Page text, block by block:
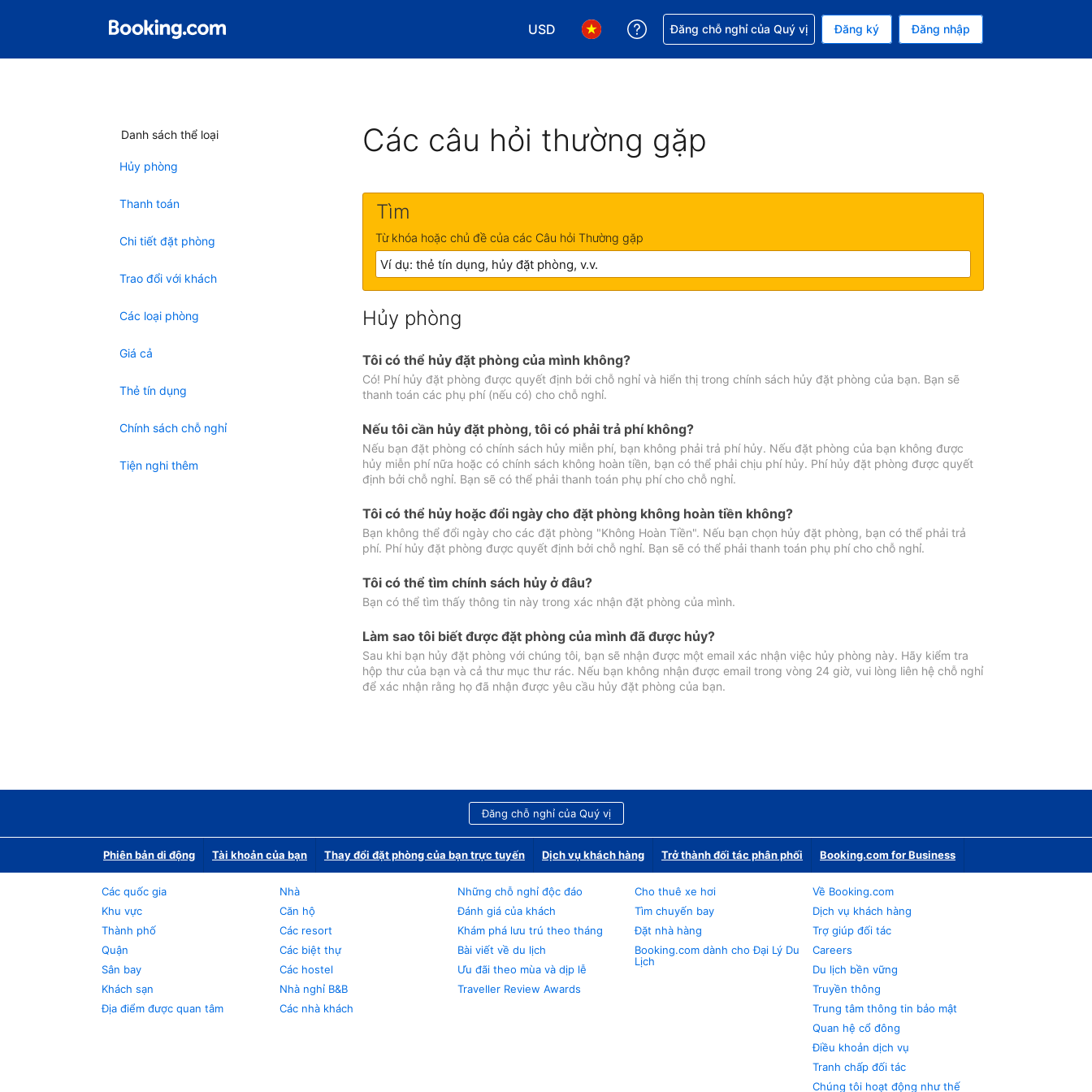
USD
Chọn loại tiền tệ của bạn. Loại tiền tệ hiện tại của bạn là Đô la Mỹ
Chọn ngôn ngữ của bạn. Ngôn ngữ hiện tại của bạn là Tiếng Việt
Nhận trợ giúp với đặt chỗ
Đăng chỗ nghỉ của Quý vị Đăng ký Đăng nhập
Danh sách thể loại
Hủy phòng
Thanh toán
Chi tiết đặt phòng
Trao đổi với khách
Các loại phòng
Giá cả
Thẻ tín dụng
Chính sách chỗ nghỉ
Tiện nghi thêm
Các câu hỏi thường gặp
Tìm
Từ khóa hoặc chủ đề của các Câu hỏi Thường gặp
Hủy phòng
Tôi có thể hủy đặt phòng của mình không?
Có! Phí hủy đặt phòng được quyết định bởi chỗ nghỉ và hiển thị trong chính sách hủy đặt phòng của bạn. Bạn sẽ
thanh toán các phụ phí (nếu có) cho chỗ nghỉ.
Nếu tôi cần hủy đặt phòng, tôi có phải trả phí không?
Nếu bạn đặt phòng có chính sách hủy miễn phí, bạn không phải trả phí hủy. Nếu đặt phòng của bạn không được
hủy miễn phí nữa hoặc có chính sách không hoàn tiền, bạn có thể phải chịu phí hủy. Phí hủy đặt phòng được quyết
định bởi chỗ nghỉ. Bạn sẽ có thể phải thanh toán phụ phí cho chỗ nghỉ.
Tôi có thể hủy hoặc đổi ngày cho đặt phòng không hoàn tiền không?
Bạn không thể đổi ngày cho các đặt phòng "Không Hoàn Tiền". Nếu bạn chọn hủy đặt phòng, bạn có thể phải trả
phí. Phí hủy đặt phòng được quyết định bởi chỗ nghỉ. Bạn sẽ có thể phải thanh toán phụ phí cho chỗ nghỉ.
Tôi có thể tìm chính sách hủy ở đâu?
Bạn có thể tìm thấy thông tin này trong xác nhận đặt phòng của mình.
Làm sao tôi biết được đặt phòng của mình đã được hủy?
Sau khi bạn hủy đặt phòng với chúng tôi, bạn sẽ nhận được một email xác nhận việc hủy phòng này. Hãy kiểm tra
hộp thư của bạn và cả thư mục thư rác. Nếu bạn không nhận được email trong vòng 24 giờ, vui lòng liên hệ chỗ nghỉ
để xác nhận rằng họ đã nhận được yêu cầu hủy đặt phòng của bạn.
Đăng chỗ nghỉ của Quý vị
Phiên bản di động Tài khoản của bạn Thay đổi đặt phòng của bạn trực tuyến Dịch vụ khách hàng Trở thành đối tác phân phối Booking.com for Business
Các quốc gia
Khu vực
Thành phố
Quận
Sân bay
Khách sạn
Địa điểm được quan tâm
Nhà
Căn hộ
Các resort
Các biệt thự
Các hostel
Nhà nghỉ B&B
Các nhà khách
Những chỗ nghỉ độc đáo
Đánh giá của khách
Khám phá lưu trú theo tháng
Bài viết về du lịch
Ưu đãi theo mùa và dịp lễ
Traveller Review Awards
Cho thuê xe hơi
Tìm chuyến bay
Đặt nhà hàng
Booking.com dành cho Đại Lý Du
Lịch
Về Booking.com
Dịch vụ khách hàng
Trợ giúp đối tác
Careers
Du lịch bền vững
Truyền thông
Trung tâm thông tin bảo mật
Quan hệ cổ đông
Điều khoản dịch vụ
Tranh chấp đối tác
Chúng tôi hoạt động như thế